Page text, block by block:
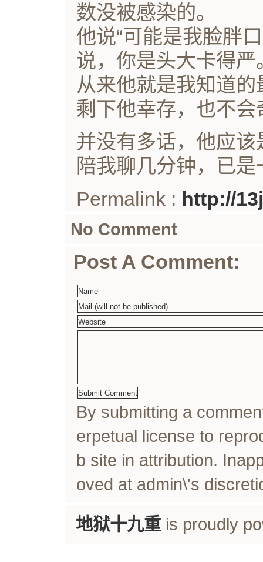
数没被感染的。
他说“可能是我脸胖
说，你是头大卡得严
从来他就是我知道
剩下他幸存，也不会
并没有多话，他应
陪我聊几分钟，已
Permalink : http://
No Comment
Post A Comment:
By submitting a
erpetual license to
b site in attribution.
oved at admin\'s
地狱十九重is proudly